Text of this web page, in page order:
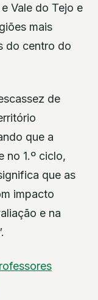
Vale do Tejo e
mais
do centro do
de
que a
no 1.º ciclo,
que as
impacto
e na